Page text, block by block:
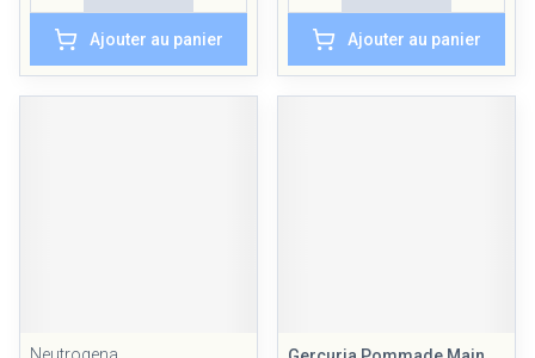
Ajouter au panier Ajouter au panier